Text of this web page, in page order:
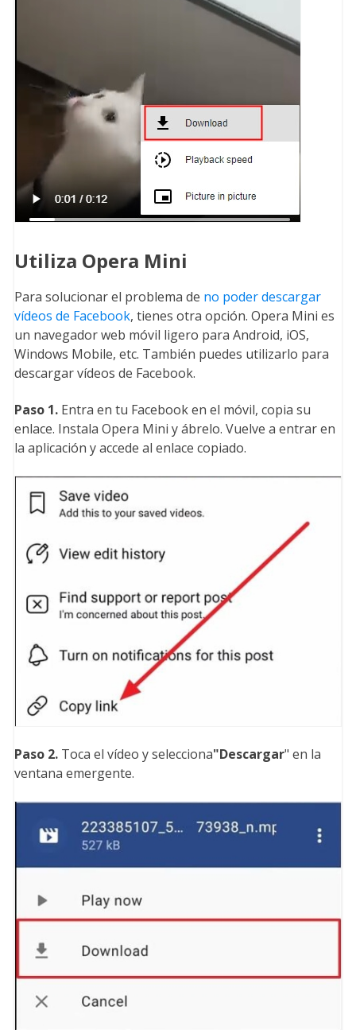
Utiliza Opera Mini
Para solucionar el problema de no poder descargar
vídeos de Facebook, tienes otra opción. Opera Mini es
un navegador web móvil ligero para Android, iOS,
Windows Mobile, etc. También puedes utilizarlo para
descargar vídeos de Facebook.
Paso 1. Entra en tu Facebook en el móvil, copia su
enlace. Instala Opera Mini y ábrelo. Vuelve a entrar en
la aplicación y accede al enlace copiado.
Paso 2.Toca el vídeo y selecciona"Descargar" en la
ventana emergente.